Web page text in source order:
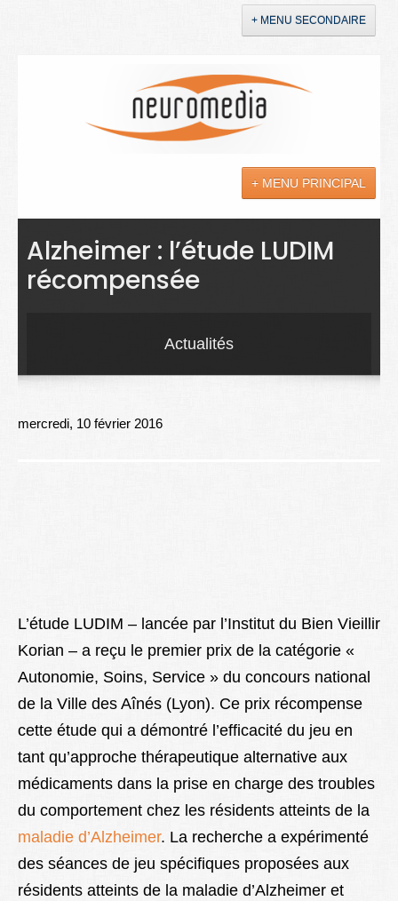
+ MENU SECONDAIRE
+ MENU PRINCIPAL
Actualités
Sciences
Droit
Lexique
Alzheimer : l’étude LUDIM
récompensée
Actualités
mercredi, 10 février 2016
L’étude LUDIM – lancée par l’Institut du Bien Vieillir
Korian – a reçu le premier prix de la catégorie «
Autonomie, Soins, Service » du concours national
de la Ville des Aînés (Lyon). Ce prix récompense
cette étude qui a démontré l’efficacité du jeu en
tant qu’approche thérapeutique alternative aux
médicaments dans la prise en charge des troubles
du comportement chez les résidents atteints de la
maladie d’Alzheimer. La recherche a expérimenté
des séances de jeu spécifiques proposées aux
résidents atteints de la maladie d’Alzheimer et